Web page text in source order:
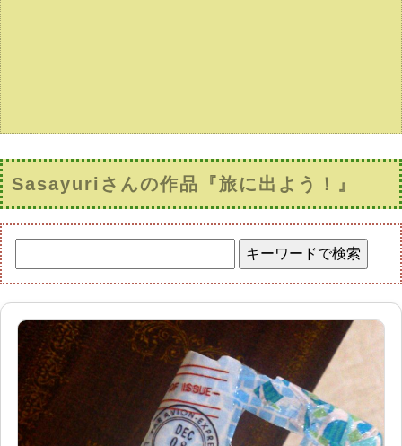
Sasayuriさんの作品『旅に出よう！』